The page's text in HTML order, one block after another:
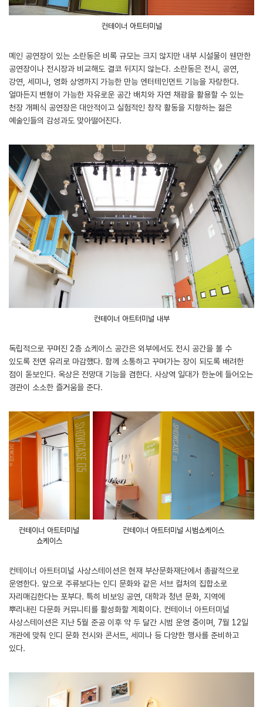
컨테이너 아트터미널
메인 공연장이 있는 소란동은 비록 규모는 크지 않지만 내부 시설물이 웬만한
공연장이나 전시장과 비교해도 결코 뒤지지 않는다. 소란동은 전시, 공연,
강연, 세미나, 영화 상영까지 가능한 만능 엔터테인먼트 기능을 자랑한다.
얼마든지 변형이 가능한 자유로운 공간 배치와 자연 채광을 활용할 수 있는
천장 개폐식 공연장은 대안적이고 실험적인 창작 활동을 지향하는 젊은
예술인들의 감성과도 맞아떨어진다.
컨테이너 아트터미널 내부
독립적으로 꾸며진 2층 쇼케이스 공간은 외부에서도 전시 공간을 볼 수
있도록 전면 유리로 마감했다. 함께 소통하고 꾸며가는 장이 되도록 배려한
점이 돋보인다. 옥상은 전망대 기능을 겸한다. 사상역 일대가 한눈에 들어오는
경관이 소소한 즐거움을 준다.
컨테이너 아트터미널
쇼케이스
컨테이너 아트터미널 시범쇼케이스
컨테이너 아트터미널 사상스테이션은 현재 부산문화재단에서 총괄적으로
운영한다. 앞으로 주류보다는 인디 문화와 같은 서브 컬처의 집합소로
자리매김한다는 포부다. 특히 비보잉 공연, 대학과 청년 문화, 지역에
뿌리내린 다문화 커뮤니티를 활성화할 계획이다. 컨테이너 아트터미널
사상스테이션은 지난 5월 준공 이후 약 두 달간 시범 운영 중이며, 7월 12일
개관에 맞춰 인디 문화 전시와 콘서트, 세미나 등 다양한 행사를 준비하고
있다.